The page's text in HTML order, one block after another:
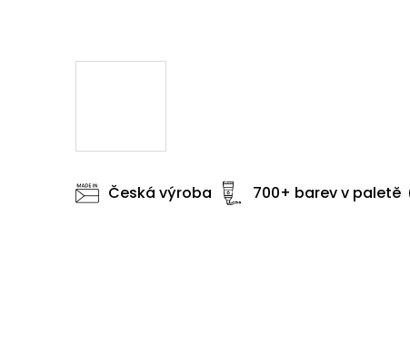
Česká výroba 700+ barev v paletě